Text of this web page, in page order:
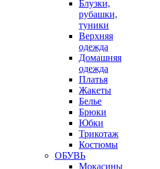
Блузки,
рубашки,
туники
Верхняя
одежда
Домашняя
одежда
Платья
Жакеты
Белье
Брюки
Юбки
Трикотаж
Костюмы
ОБУВЬ
Мокасины